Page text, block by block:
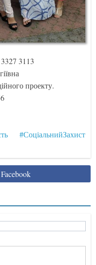
3113
проекту.
#СоціальнийЗахист